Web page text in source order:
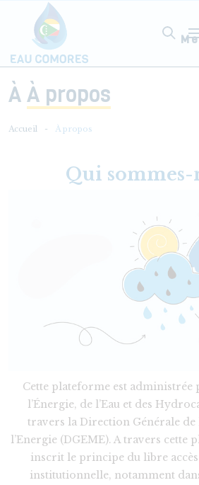
Aller au contenu principal
À À propos
Accueil À propos
Qui
Cette plateforme est administrée
l’Énergie, de l’Eau et des
travers la Direction Générale de
l’Energie (DGEME). A travers cette
inscrit le principe du libre accès
institutionnelle, notamment